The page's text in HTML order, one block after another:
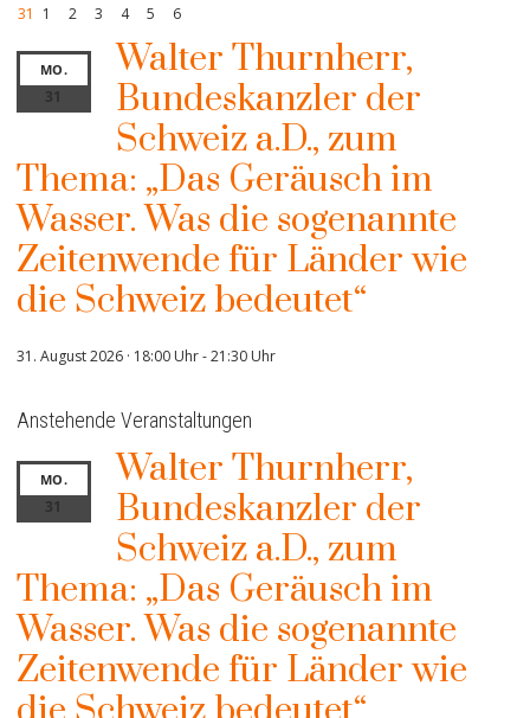
31
1 2 3 4 5 6
MO.
31
Walter Thurnherr,
Bundeskanzler der
Schweiz a.D., zum
Thema: „Das Geräusch im
Wasser. Was die sogenannte
Zeitenwende für Länder wie
die Schweiz bedeutet“
31. August 2026 · 18:00 Uhr-21:30 Uhr
Anstehende Veranstaltungen
MO.
31
Walter Thurnherr,
Bundeskanzler der
Schweiz a.D., zum
Thema: „Das Geräusch im
Wasser. Was die sogenannte
Zeitenwende für Länder wie